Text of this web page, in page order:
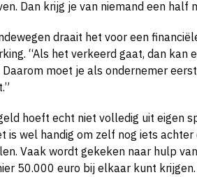
Dan krijg je van niemand een half
draait het voor een
“Als het verkeerd gaat, dan kan
Daarom moet je als ondernemer
hoeft echt niet volledig uit eigen
is wel handig om zelf nog iets
Vaak wordt gekeken naar hulp
50.000 euro bij elkaar kunt